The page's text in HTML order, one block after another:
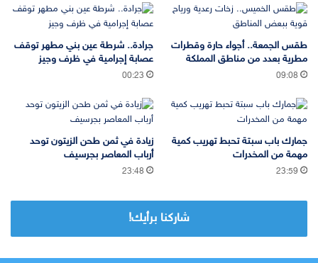
طقس الجمعة.. أجواء حارة وقطرات
مطرية بعدد من مناطق المملكة
09:08
جرادة.. شرطة عين بني مطهر توقف
عصابة إجرامية في ظرف وجيز
00:23
جمارك باب سبتة تحبط تهريب كمية
مهمة من المخدرات
23:59
زيادة في ثمن طحن الزيتون توحد
أرباب المعاصر بجرسيف
23:48
شاركنا برأيك!